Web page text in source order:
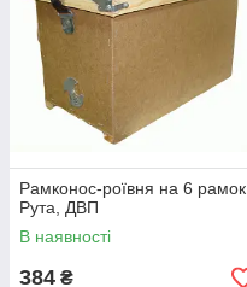
Рамконос-роївня на 6 рамок
Рута, ДВП
В наявності
384 ₴